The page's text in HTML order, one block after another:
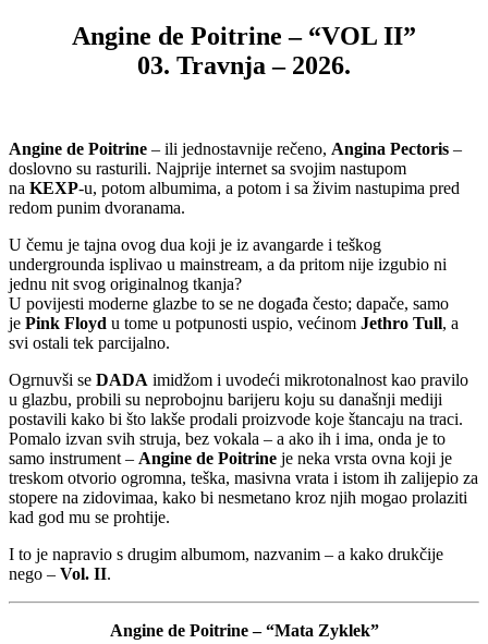
Angine de Poitrine – “VOL II”
03. Travnja – 2026.
Angine de Poitrine – ili jednostavnije rečeno, Angina Pectoris –
doslovno su rasturili. Najprije internet sa svojim nastupom
na KEXP-u, potom albumima, a potom i sa živim nastupima pred
redom punim dvoranama.
U čemu je tajna ovog dua koji je iz avangarde i teškog
undergrounda isplivao u mainstream, a da pritom nije izgubio ni
jednu nit svog originalnog tkanja?
U povijesti moderne glazbe to se ne događa često; dapače, samo
je Pink Floyd u tome u potpunosti uspio, većinom Jethro Tull, a
svi ostali tek parcijalno.
Ogrnuvši se DADA imidžom i uvodeći mikrotonalnost kao pravilo
u glazbu, probili su neprobojnu barijeru koju su današnji mediji
postavili kako bi što lakše prodali proizvode koje štancaju na traci.
Pomalo izvan svih struja, bez vokala – a ako ih i ima, onda je to
samo instrument – Angine de Poitrine je neka vrsta ovna koji je
treskom otvorio ogromna, teška, masivna vrata i istom ih zalijepio za
stopere na zidovimaa, kako bi nesmetano kroz njih mogao prolaziti
kad god mu se prohtije.
I to je napravio s drugim albumom, nazvanim – a kako drukčije
nego – Vol. II.
Angine de Poitrine – “Mata Zyklek”